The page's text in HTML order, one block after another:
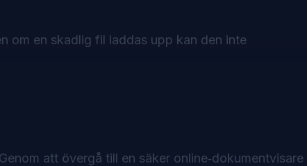
om en skadlig fil laddas upp kan den inte
att övergå till en säker online‑dokumentvisare